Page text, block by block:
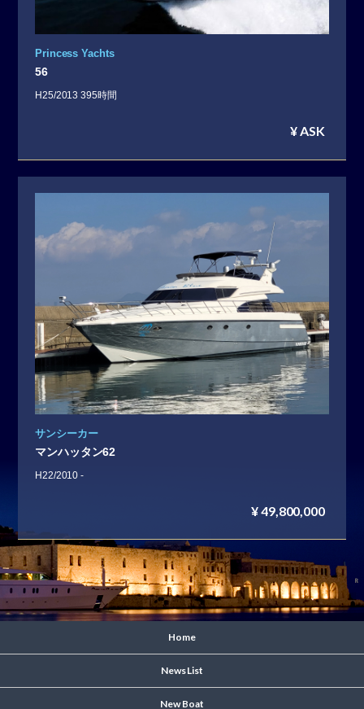
Princess Yachts
56
H25/2013 395時間
¥ ASK
サンシーカー
マンハッタン62
H22/2010 -
¥ 49,800,000
Home
News List
New Boat